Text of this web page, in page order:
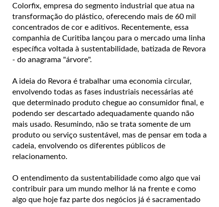
Colorfix, empresa do segmento industrial que atua na
transformação do plástico, oferecendo mais de 60 mil
concentrados de cor e aditivos. Recentemente, essa
companhia de Curitiba lançou para o mercado uma linha
específica voltada à sustentabilidade, batizada de Revora
- do anagrama "árvore".
A ideia do Revora é trabalhar uma economia circular,
envolvendo todas as fases industriais necessárias até
que determinado produto chegue ao consumidor final, e
podendo ser descartado adequadamente quando não
mais usado. Resumindo, não se trata somente de um
produto ou serviço sustentável, mas de pensar em toda a
cadeia, envolvendo os diferentes públicos de
relacionamento.
O entendimento da sustentabilidade como algo que vai
contribuir para um mundo melhor lá na frente e como
algo que hoje faz parte dos negócios já é sacramentado